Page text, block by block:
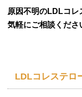
原因不明のLDLコレ
気軽にご相談くださ
LDLコレステロ